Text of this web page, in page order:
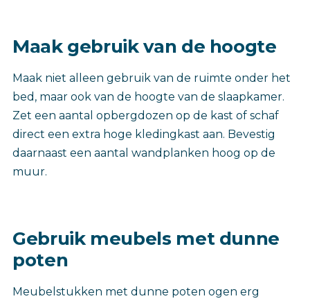
Maak gebruik van de hoogte
Maak niet alleen gebruik van de ruimte onder het
bed, maar ook van de hoogte van de slaapkamer.
Zet een aantal opbergdozen op de kast of schaf
direct een extra hoge kledingkast aan. Bevestig
daarnaast een aantal wandplanken hoog op de
muur.
Gebruik meubels met dunne
poten
Meubelstukken met dunne poten ogen erg